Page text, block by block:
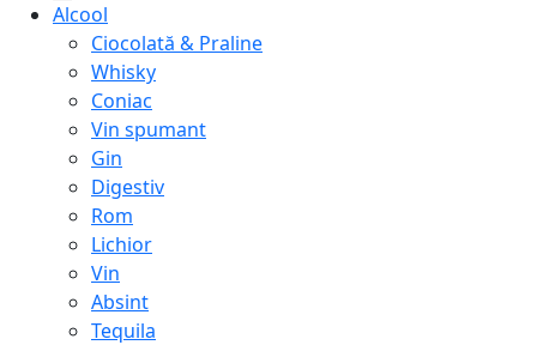
Alcool
Ciocolată & Praline
Whisky
Coniac
Vin spumant
Gin
Digestiv
Rom
Lichior
Vin
Absint
Tequila